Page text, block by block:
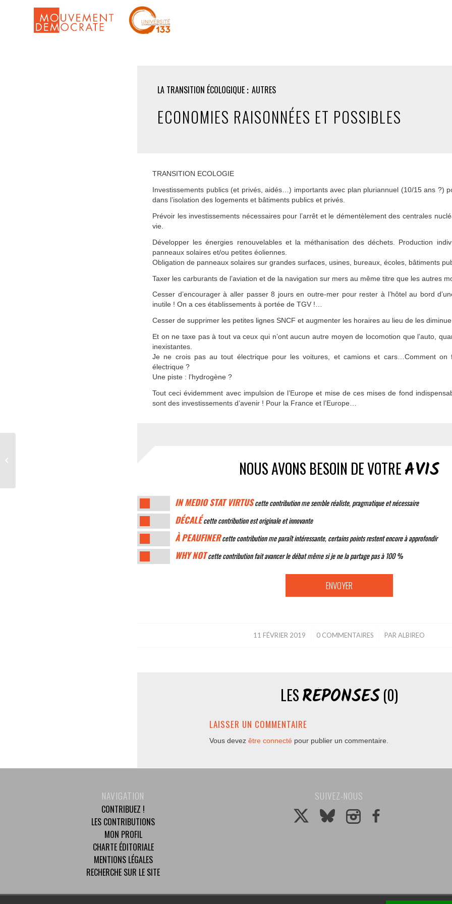
LA TRANSITION ÉCOLOGIQUE AUTRES
ECONOMIES RAISONNÉES ET POSSIBLES
TRANSITION ECOLOGIE
Investissements publics (et privés, aidés…) importants avec plan pluriannuel (10/15 ans ?)
dans l’isolation des logements et bâtiments publics et privés.
Prévoir les investissements nécessaires pour l’arrêt et le démentèlement des centrales
vie.
Développer les énergies renouvelables et la méthanisation des déchets. Production
panneaux solaires et/ou petites éoliennes.
Obligation de panneaux solaires sur grandes surfaces, usines, bureaux, écoles, bâtiments
Taxer les carburants de l’aviation et de la navigation sur mers au même titre que les autres
Cesser d’encourager à aller passer 8 jours en outre-mer pour rester à l’hôtel au bord
inutile ! On a ces établissements à portée de TGV !…
Cesser de supprimer les petites lignes SNCF et augmenter les horaires au lieu de les
Et on ne taxe pas à tout va ceux qui n’ont aucun autre moyen de locomotion que l’auto,
inexistantes.
Je ne crois pas au tout électrique pour les voitures, et camions et cars…Comment on
électrique ?
Une piste : l’hydrogène ?
Tout ceci évidemment avec impulsion de l’Europe et mise de ces mises de fond
sont des investissements d’avenir ! Pour la France et l’Europe…
NOUS AVONS BESOIN DE VOTREAVIS
IN MEDIO STAT VIRTUScette contribution me semble réaliste, pragmatique et nécessaire
DÉCALÉcette contribution est originale et innovante
À PEAUFINERcette contribution me paraît intéressante, certains points restent encore à approfondir
WHY NOTcette contribution fait avancer le débat même si je ne la partage pas à 100 %
11 FÉVRIER 2019
/ 0 COMMENTAIRES
/ PAR ALBIREO
LESRÉPONSES(0)
LAISSER UN COMMENTAIRE
Vous devez être connectépour publier un commentaire.
NAVIGATION
CONTRIBUEZ !
LES CONTRIBUTIONS
MON PROFIL
CHARTE ÉDITORIALE
MENTIONS LÉGALES
RECHERCHE SUR LE SITE
SUIVEZ-NOUS